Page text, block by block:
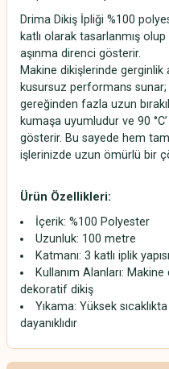
Drima Dikiş İpliği %100
katlı olarak tasarlanmış
aşınma direnci gösterir.
Makine dikişlerinde gerginlik
kusursuz performans sunar;
gereğinden fazla uzun
kumaşa uyumludur ve 90
gösterir. Bu sayede hem
işlerinizde uzun ömürlü bir
Ürün Özellikleri:
İçerik: %100 Polyester
Uzunluk: 100 metre
Katmanı: 3 katlı iplik yapısı
Kullanım Alanları:
dekoratif dikiş
Yıkama: Yüksek
dayanıklıdır